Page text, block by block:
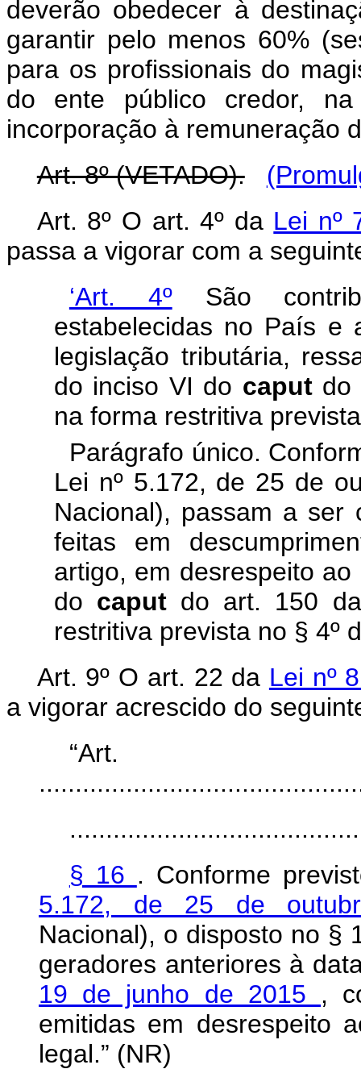
deverão obedecer à
garantir pelo menos 60%
para os profissionais do
do ente público credor,
incorporação à remuneração
Art. 8º (VETADO).
Art. 8º O art. 4º da Lei nº
passa a vigorar com a
‘Art. 4ºSão
estabelecidas no País e
legislação tributária,
do inciso VI do caputdo
na forma restritiva
Parágrafo único.
Lei nº 5.172, de 25 de
Nacional), passam a ser
feitas em
artigo, em desrespeito ao
do caput do art. 150
restritiva prevista no § 4º
Art. 9º O art. 22 da Lei nº
a vigorar acrescido do
§ 16 . Conforme
5.172, de 25 de
Nacional), o disposto no §
geradores anteriores à
19 de junho de 2015 ,
emitidas em desrespeito
legal.” (NR)